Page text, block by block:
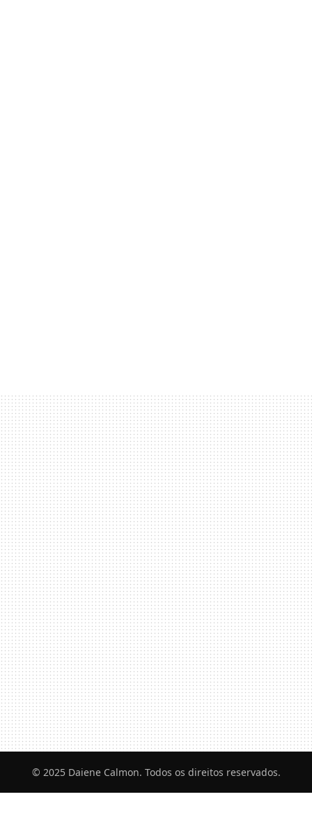
© 2025 Daiene Calmon. Todos os direitos reservados.